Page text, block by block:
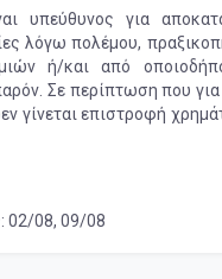
υπεύθυνος για
λόγω πολέμου,
ή/και από
Σε περίπτωση που
γίνεται επιστροφή
02/08, 09/08